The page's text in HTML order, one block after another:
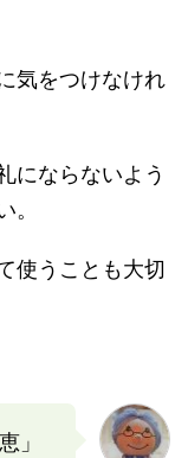
気をつけなけれ
にならないよう
使うことも大切
」